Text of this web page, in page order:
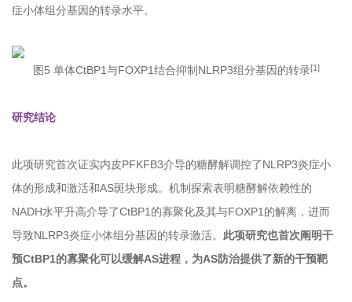
症小体组分基因的转录水平。
图5 单体CtBP1与FOXP1结合抑制NLRP3组分基因的转录[1]
研究结论
此项研究首次证实内皮PFKFB3介导的糖酵解调控了NLRP3炎症小
体的形成和激活和AS斑块形成。机制探索表明糖酵解依赖性的
NADH水平升高介导了CtBP1的寡聚化及其与FOXP1的解离，进而
导致NLRP3炎症小体组分基因的转录激活。 此项研究也首次阐明干
预CtBP1的寡聚化可以缓解AS进程，为AS防治提供了新的干预靶
点。